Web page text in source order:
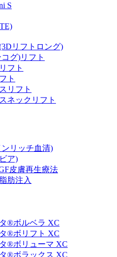
S
リフトロング)
グ)リフト
フト
ト
リフト
ネックリフト
リッチ血清)
ア)
皮膚再生療法
肪注入
®ボルベラ XC
®ボリフト XC
®ボリューマ XC
®ボラックス XC